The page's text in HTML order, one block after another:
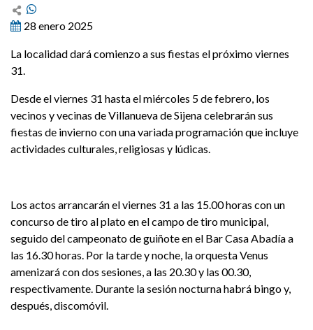
28 enero 2025
La localidad dará comienzo a sus fiestas el próximo viernes
31.
Desde el viernes 31 hasta el miércoles 5 de febrero, los
vecinos y vecinas de Villanueva de Sijena celebrarán sus
fiestas de invierno con una variada programación que incluye
actividades culturales, religiosas y lúdicas.
Los actos arrancarán el viernes 31 a las 15.00 horas con un
concurso de tiro al plato en el campo de tiro municipal,
seguido del campeonato de guiñote en el Bar Casa Abadía a
las 16.30 horas. Por la tarde y noche, la orquesta Venus
amenizará con dos sesiones, a las 20.30 y las 00.30,
respectivamente. Durante la sesión nocturna habrá bingo y,
después, discomóvil.